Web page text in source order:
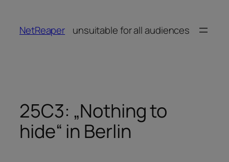
springen
NetReaper unsuitable for all audiences
25C3: „Nothing to
hide“ in Berlin